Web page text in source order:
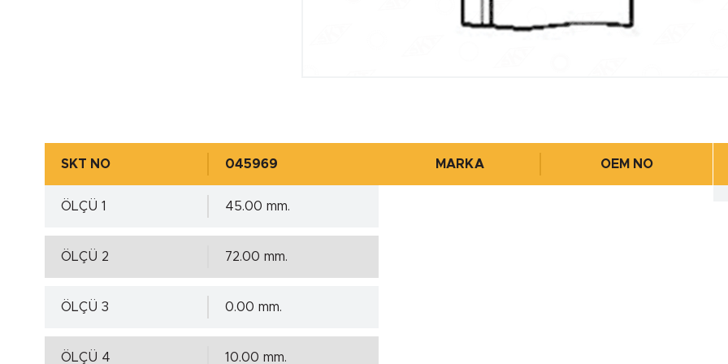
SKT NO 045969
ÖLÇÜ 1 45.00 mm.
ÖLÇÜ 2 72.00 mm.
ÖLÇÜ 3 0.00 mm.
ÖLÇÜ 4 10.00 mm.
MARKA OEM NO